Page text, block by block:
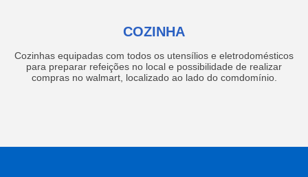
COZINHA
Cozinhas equipadas com todos os utensílios e eletrodomésticos
para preparar refeições no local e possibilidade de realizar
compras no walmart, localizado ao lado do comdomínio.